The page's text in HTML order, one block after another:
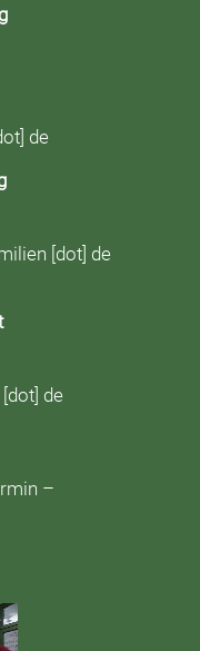
de
[dot] de
de
–